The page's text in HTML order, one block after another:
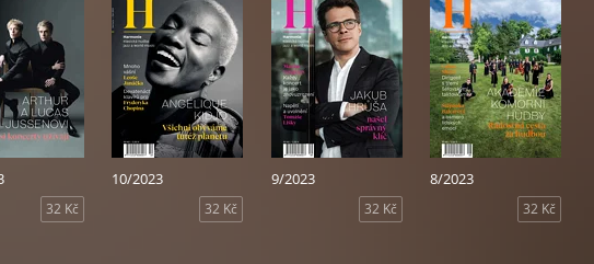
32 Kč
10/2023
32 Kč
9/2023
32 Kč
8/2023
32 Kč